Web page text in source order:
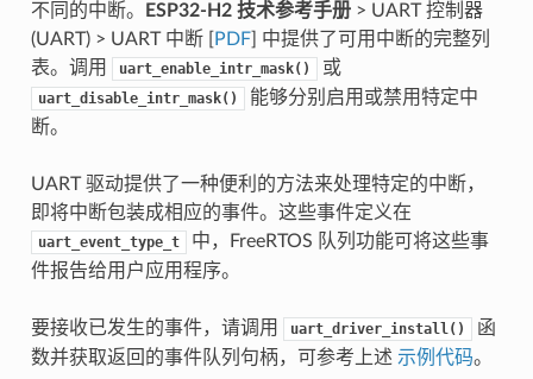
不同的中断。
ESP32-H2 技术参考手册> UART 控制器
(UART) > UART 中断 [
PDF] 中提供了可用中断的完整列
表。调用
uart_enable_intr_mask() 或
uart_disable_intr_mask()
能够分别启用或禁用特定中
断。
UART 驱动提供了一种便利的方法来处理特定的中断，
即将中断包装成相应的事件。这些事件定义在
uart_event_type_t
中，FreeRTOS 队列功能可将这些事
件报告给用户应用程序。
要接收已发生的事件，请调用 uart_driver_install()
函
数并获取返回的事件队列句柄，可参考上述 示例代码。